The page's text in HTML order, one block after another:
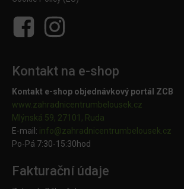
Kontakt na e-shop
Kontakt e-shop objednávkový portál ZCB
www.zahradnicentrumbelousek.cz
Mlýnská 59, 27101, Ruda
E-mail: info@zahradnicentrumbelousek.cz
Po-Pá 7:30-15:30hod
Fakturační údaje